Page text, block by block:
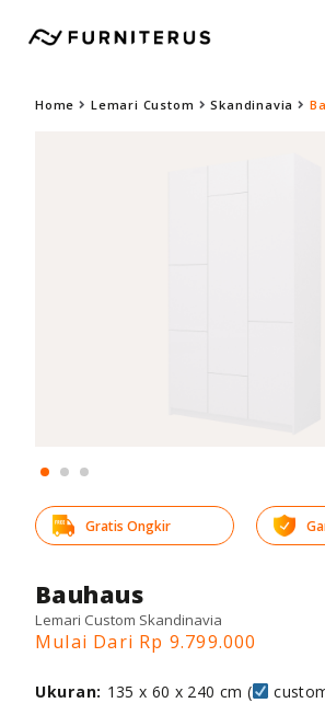
Home Lemari Custom Skandinavia
Gratis Ongkir
Bauhaus
Lemari Custom Skandinavia
Mulai Dari Rp 9.799.000
Ukuran: 135 x 60 x 240 cm (